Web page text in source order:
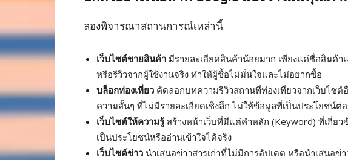
ลองพิจารณาสถานการณ์เหล่านี้
เว็บไซต์ขายสินค้า มีรายละเอียดสินค้าน้อยมาก เพียงแค่ชื่อสินค้
หรือรีวิวจากผู้ใช้งานจริง ทำให้ผู้ซื้อไม่มั่นใจและไม่อยากซื้อ
บล็อกท่องเที่ยว คัดลอกบทความรีวิวสถานที่ท่องเที่ยวจากเว็บไซ
ความสั้นๆ ที่ไม่มีรายละเอียดเชิงลึก ไม่ให้ข้อมูลที่เป็นประโยชน์ต่
เว็บไซต์ให้ความรู้สร้างหน้าเว็บที่มีแต่คำหลัก (Keyword) ที่เกี่ย
เป็นประโยชน์หรืออ่านเข้าใจได้จริง
เว็บไซต์ข่าว นำเสนอข่าวสารเก่าที่ไม่มีการอัปเดต หรือนำเสนอ